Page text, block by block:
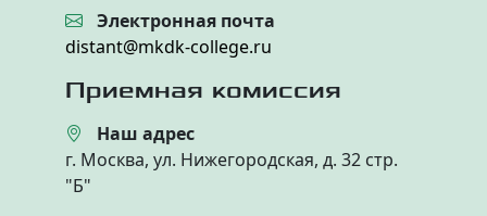
Электронная почта
distant@mkdk-college.ru
Приемная комиссия
Наш адрес
г. Москва, ул. Нижегородская, д. 32 стр.
"Б"